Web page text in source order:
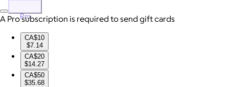
Pro
A Pro subscription is required to send gift cards
CA$10
$7.14
CA$20
$14.27
CA$50
$35.68